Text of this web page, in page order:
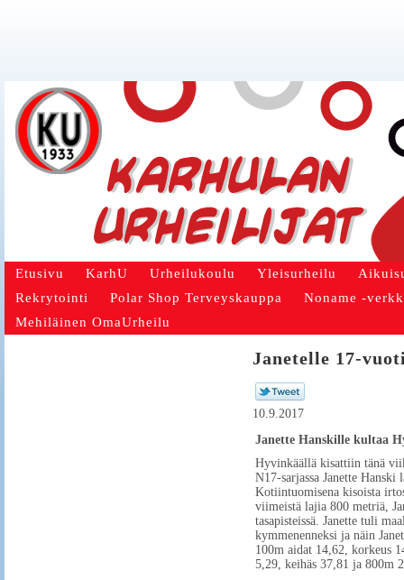
Etusivu KarhU Urheilukoulu Yleisurheilu
Rekrytointi
Polar Shop Terveyskauppa
Noname -
Mehiläinen OmaUrheilu
Janetelle 17-
10.9.2017
Janette Hanskille kultaa
Hyvinkäällä kisattiin tänä
N17-sarjassa Janette
Kotiintuomisena kisoista
viimeistä lajia 800 metriä,
tasapisteissä. Janette tuli
kymmenenneksi ja näin
100m aidat 14,62, korkeus
5,29, keihäs 37,81 ja 800m